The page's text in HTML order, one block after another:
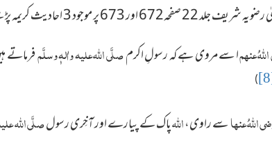
اور 673 پر موجود 3 احادیث کریمہ پڑھیے:
عنہماسے مروی ہے کہ رسولِ اکرمصلَّی اللہ علیہ واٰلہٖ وسلَّمفرماتے
)
اللہُ عنہاسے راوی،اللہپاک کے پیارے اور آخِری رسولصلَّی اللہ